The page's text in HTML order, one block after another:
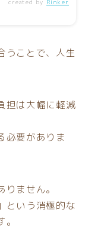
created by Rinker
うことで、人生
担は大幅に軽減
必要がありま
ません。
という消極的な